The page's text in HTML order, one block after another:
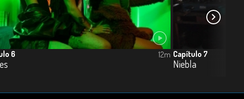
6 12m Capítulo 7
Niebla